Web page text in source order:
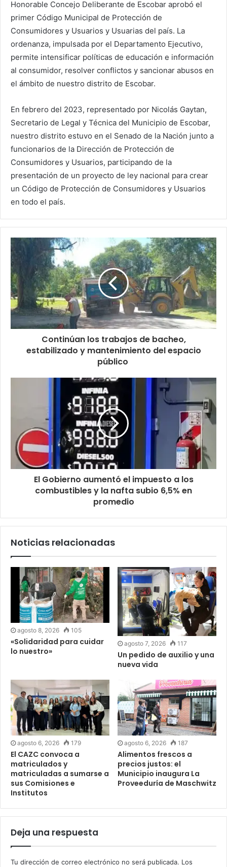
Honorable Concejo Deliberante de Escobar aprobó el
primer Código Municipal de Protección de
Consumidores y Usuarios y Usuarias del país. La
ordenanza, impulsada por el Departamento Ejecutivo,
permite intensificar políticas de educación e información
al consumidor, resolver conflictos y sancionar abusos en
el ámbito de nuestro distrito de Escobar.
En febrero del 2023, representado por Nicolás Gaytan,
Secretario de Legal y Técnica del Municipio de Escobar,
nuestro distrito estuvo en el Senado de la Nación junto a
funcionarios de la Dirección de Protección de
Consumidores y Usuarios, participando de la
presentación de un proyecto de ley nacional para crear
un Código de Protección de Consumidores y Usuarios
en todo el país.
Continúan los trabajos de bacheo,
estabilizado y mantenimiento del espacio
público
El Gobierno aumentó el impuesto a los
combustibles y la nafta subio 6,5% en
promedio
Noticias relacionadas
agosto 8, 2026 105
«Solidaridad para cuidar
lo nuestro»
agosto 7, 2026 117
Un pedido de auxilio y una
nueva vida
agosto 6, 2026 179
El CAZC convoca a
matriculados y
matriculadas a sumarse a
sus Comisiones e
Institutos
agosto 6, 2026 187
Alimentos frescos a
precios justos: el
Municipio inaugura La
Proveeduría de Maschwitz
Deja una respuesta
Tu dirección de correo electrónico no será publicada. Los